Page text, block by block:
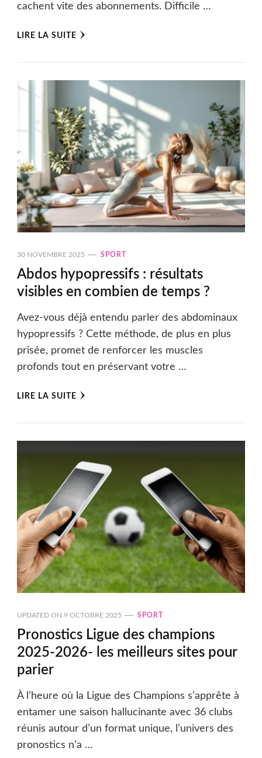
cachent vite des abonnements. Difficile …
LIRE LA SUITE
30 NOVEMBRE 2025 SPORT
Abdos hypopressifs : résultats
visibles en combien de temps ?
Avez-vous déjà entendu parler des abdominaux
hypopressifs ? Cette méthode, de plus en plus
prisée, promet de renforcer les muscles
profonds tout en préservant votre …
LIRE LA SUITE
UPDATED ON 9 OCTOBRE 2025 SPORT
Pronostics Ligue des champions
2025-2026- les meilleurs sites pour
parier
À l’heure où la Ligue des Champions s’apprête à
entamer une saison hallucinante avec 36 clubs
réunis autour d’un format unique, l’univers des
pronostics n’a …